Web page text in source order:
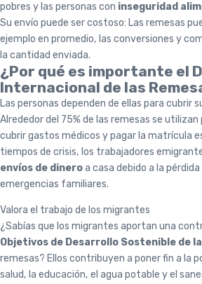
pobres y las personas con inseguridad
Su envío puede ser costoso: Las remesas
ejemplo en promedio, las conversiones y
la cantidad enviada.
¿Por qué es importante el
Internacional de las
Las personas dependen de ellas para cubrir
Alrededor del 75% de las remesas se
cubrir gastos médicos y pagar la matrícula
tiempos de crisis, los trabajadores
envíos de dineroa casa debido a la
emergencias familiares.
Valora el trabajo de los migrantes
¿Sabías que los migrantes aportan una
Objetivos de Desarrollo Sostenible de la
remesas? Ellos contribuyen a poner fin a la
salud, la educación, el agua potable y el